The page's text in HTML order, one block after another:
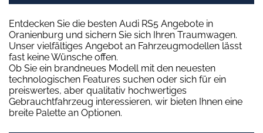
Entdecken Sie die besten Audi RS5 Angebote in
Oranienburg und sichern Sie sich Ihren Traumwagen.
Unser vielfältiges Angebot an Fahrzeugmodellen lässt
fast keine Wünsche offen.
Ob Sie ein brandneues Modell mit den neuesten
technologischen Features suchen oder sich für ein
preiswertes, aber qualitativ hochwertiges
Gebrauchtfahrzeug interessieren, wir bieten Ihnen eine
breite Palette an Optionen.